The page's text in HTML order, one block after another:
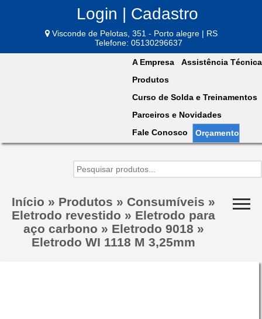
Login | Cadastro
Visconde de Pelotas, 351 - Porto alegre | RS
Telefone: 05130296637
A Empresa
Assistência Técnica
Produtos
Curso de Solda e Treinamentos
Parceiros e Novidades
Fale Conosco
Orçamento
Início » Produtos » Consumíveis »
Eletrodo revestido » Eletrodo para
aço carbono » Eletrodo 9018 »
Eletrodo WI 1118 M 3,25mm